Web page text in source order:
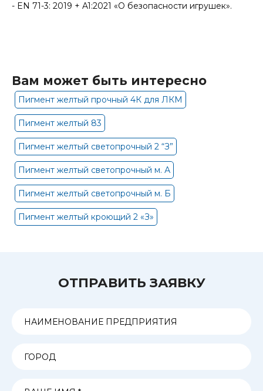
- EN 71-3: 2019 + A1:2021 «О безопасности игрушек».
Вам может быть интересно
Пигмент желтый прочный 4К для ЛКМ
Пигмент желтый 83
Пигмент желтый светопрочный 2 “З”
Пигмент желтый светопрочный м. А
Пигмент желтый светопрочный м. Б
Пигмент желтый кроющий 2 «З»
ОТПРАВИТЬ ЗАЯВКУ